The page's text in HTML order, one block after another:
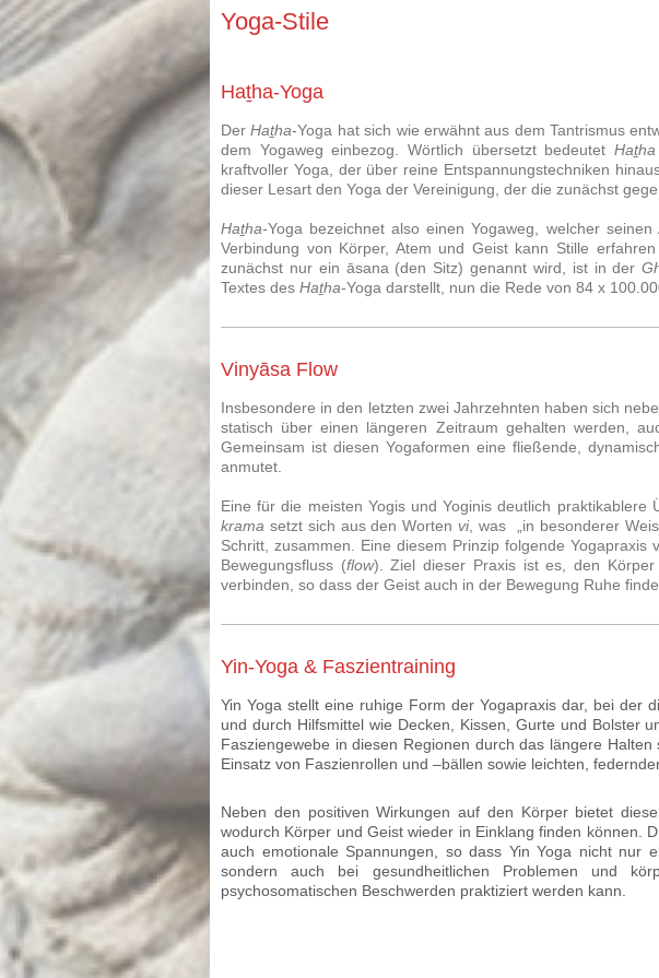
Yoga-Stile
Haṯha-Yoga
DerHaṯha-Yoga hat sich wie erwähnt aus dem Tantrismus
dem Yogaweg einbezog. Wörtlich übersetzt bedeutet Haṯha
kraftvoller Yoga, der über reine Entspannungstechniken hinaus
dieser Lesart den Yoga der Vereinigung, der die zunächst
Haṯha-Yoga bezeichnet also einen Yogaweg, welcher
Verbindung von Körper, Atem und Geist kann Stille
zunächst nur ein āsana (den Sitz) genannt wird, ist in der
Textes des Haṯha-Yoga darstellt, nun die Rede von 84 x
Vinyāsa Flow
Insbesondere in den letzten zwei Jahrzehnten haben sich
statisch über einen längeren Zeitraum gehalten werden,
Gemeinsam ist diesen Yogaformen eine fließende,
anmutet.
Eine für die meisten Yogis und Yoginis deutlich praktikablere
krama setzt sich aus den Worten vi, was „in besonderer
Schritt, zusammen. Eine diesem Prinzip folgende
Bewegungsfluss (flow). Ziel dieser Praxis ist es, den Körper
verbinden, so dass der Geist auch in der Bewegung Ruhe
Yin-Yoga & Faszientraining
Yin Yoga stellt eine ruhige Form der Yogapraxis dar, bei der
und durch Hilfsmittel wie Decken, Kissen, Gurte und Bolster
Fasziengewebe in diesen Regionen durch das längere
Einsatz von Faszienrollen und –bällen sowie leichten,
Neben den positiven Wirkungen auf den Körper bietet
wodurch Körper und Geist wieder in Einklang finden können.
auch emotionale Spannungen, so dass Yin Yoga nicht nur
sondern auch bei gesundheitlichen Problemen und
psychosomatischen Beschwerden praktiziert werden kann.